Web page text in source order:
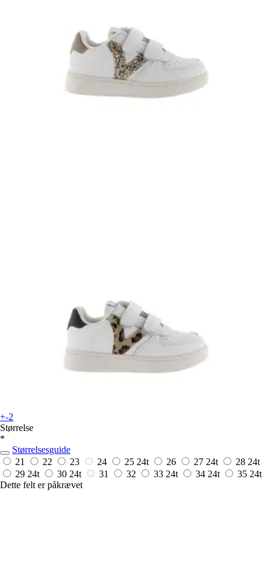
+-2
Størrelse
*
Størrelsesguide
21
22 23 24 25 24t 26 27 24t 28 24t
29 24t 30 24t 31 32 33 24t 34 24t 35 24t
Dette felt er påkrævet